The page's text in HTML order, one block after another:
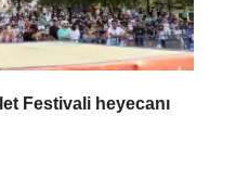
Festivali heyecanı